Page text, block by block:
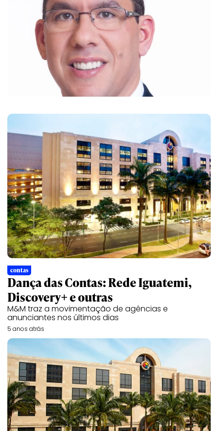
contas
Dança das Contas: Rede Iguatemi,
Discovery+ e outras
M&M traz a movimentação de agências e
anunciantes nos últimos dias
5 anos atrás